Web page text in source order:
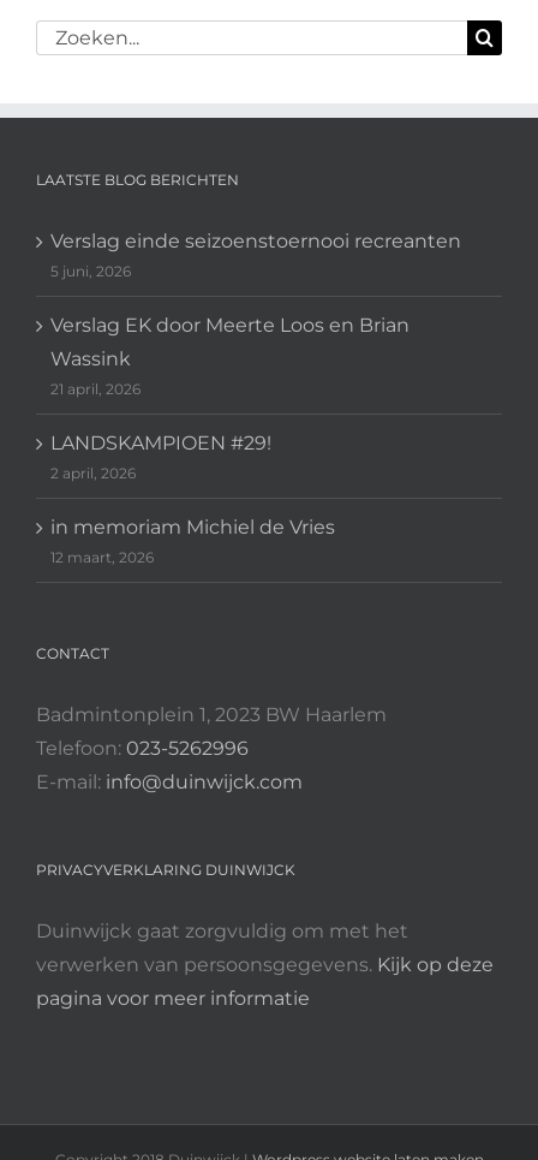
Zoeken
LAATSTE BLOG BERICHTEN
Verslag einde seizoenstoernooi recreanten
5 juni, 2026
Verslag EK door Meerte Loos en Brian
Wassink
21 april, 2026
LANDSKAMPIOEN #29!
2 april, 2026
in memoriam Michiel de Vries
12 maart, 2026
CONTACT
Badmintonplein 1, 2023 BW Haarlem
Telefoon: 023-5262996
E-mail: info@duinwijck.com
PRIVACYVERKLARING DUINWIJCK
Duinwijck gaat zorgvuldig om met het
verwerken van persoonsgegevens. Kijk op deze
pagina voor meer informatie